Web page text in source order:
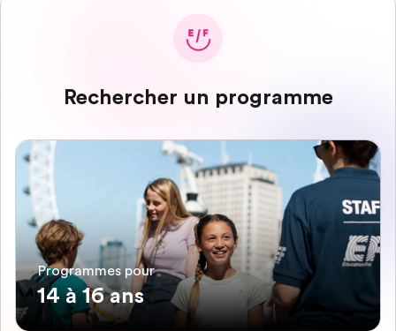
Rechercher un programme
Programmes pour
14 à 16 ans